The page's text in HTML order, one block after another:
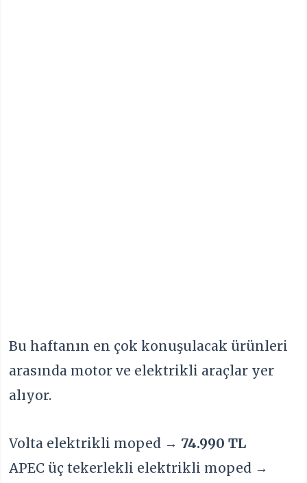
Bu haftanın en çok konuşulacak ürünleri
arasında motor ve elektrikli araçlar yer
alıyor.
Volta elektrikli moped →74.990 TL
APEC üç tekerlekli elektrikli moped →